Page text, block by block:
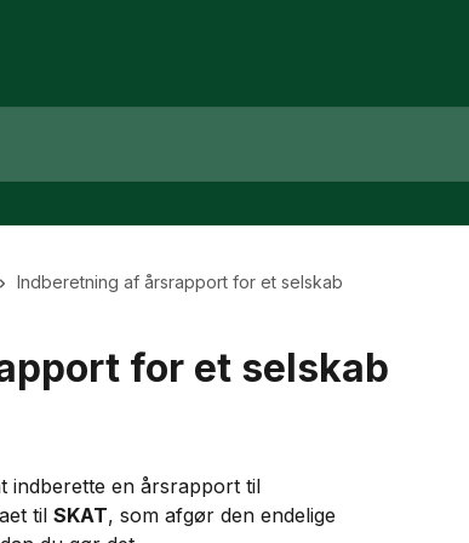
Indberetning af årsrapport for et selskab
for et selskab
indberette en årsrapport til
til SKAT, som afgør den endelige